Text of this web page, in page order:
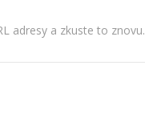
adresy a zkuste to znovu.